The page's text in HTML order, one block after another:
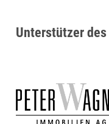
Unterstützer